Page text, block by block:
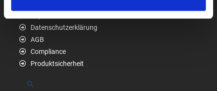
Datenschutzerklärung
AGB
Compliance
Produktsicherheit
Suchen